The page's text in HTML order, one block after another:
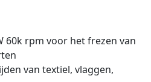
60k rpm voor het frezen van
van textiel, vlaggen,